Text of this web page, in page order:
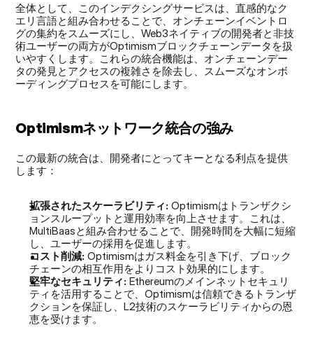
全体として、このインデクシングサービスは、直感的なク
エリ言語と組み合わせることで、オンチェーンイベントロ
グの集約をスムーズにし、Web3ネイティブの開発者と非技
術ユーザーの両方がOptimismブロックチェーンデータを扱
いやすくします。これらの統合機能は、オンチェーンデー
タの発見とアクセスの複雑さを除去し、スムーズなオンボ
ーディングプロセスを可能にします。
Optimismネットワーク統合の強み
この最新の統合は、開発者にとってキーとなる利点を提供
します：
拡張されたスケーラビリティ: Optimismはトランザクシ
ョンスループットと運用効率を向上させます。これは、
MultiBaasと組み合わせることで、開発時間を大幅に短縮
し、ユーザーの採用を促進します。
コスト削減: Optimismはガス料金を引き下げ、ブロック
チェーンの相互作用をよりコスト効果的にします。
堅牢なセキュリティ: Ethereumのメインネットセキュリ
ティを活用することで、Optimismは信頼できるトランザ
クションを保証し、L2技術のスケーラビリティからの恩
恵を受けます。